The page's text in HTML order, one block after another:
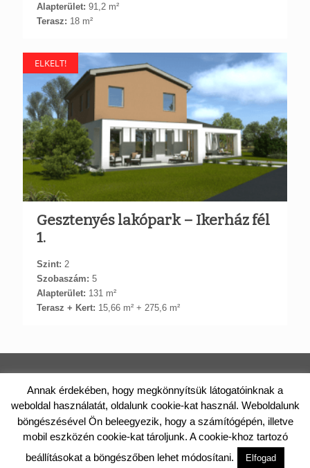
Alapterület: 91,2 m²
Terasz: 18 m²
ELKELT!
Gesztenyés lakópark – Ikerház fél
1.
Szint: 2
Szobaszám: 5
Alapterület: 131 m²
Terasz + Kert: 15,66 m² + 275,6 m²
2461 Tárnok, Rákóczi utca 46/A. Telefon: +36 (20) 988-0122 E-
mail: iroda@tarnokilakas.hu
© 2017 Papp Construct Kft. Minden jog fenntartva.
Eladás és az árváltozás jogát fenntartjuk.
Annak érdekében, hogy megkönnyítsük látogatóinknak a
weboldal használatát, oldalunk cookie-kat használ. Weboldalunk
böngészésével Ön beleegyezik, hogy a számítógépén, illetve
mobil eszközén cookie-kat tároljunk. A cookie-khoz tartozó
beállításokat a böngészőben lehet módosítani.
Elfogad